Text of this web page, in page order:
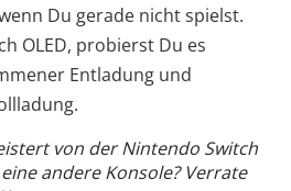
Du gerade nicht spielst.
OLED, probierst Du es
Entladung und
von der Nintendo Switch
andere Konsole? Verrate